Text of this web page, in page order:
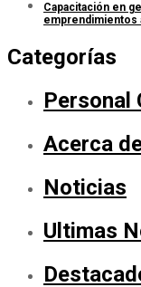
Capacitación en
emprendimientos
Categorías
Personal
Acerca
Noticias
Ultimas